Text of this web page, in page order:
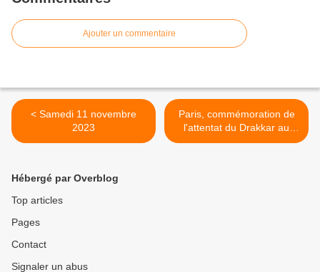
Ajouter un commentaire
< Samedi 11 novembre
2023
Paris, commémoration de
l'attentat du Drakkar au
Liban en 1983 >
Hébergé par Overblog
Top articles
Pages
Contact
Signaler un abus